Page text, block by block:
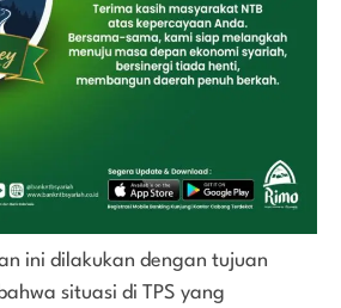
ini dilakukan dengan tujuan
situasi di TPS yang